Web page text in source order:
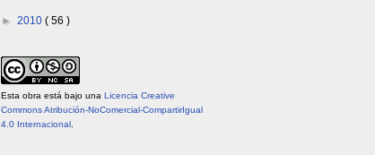
► 2010 ( 56 )
Esta obra está bajo una Licencia Creative
Commons Atribución-NoComercial-CompartirIgual
4.0 Internacional